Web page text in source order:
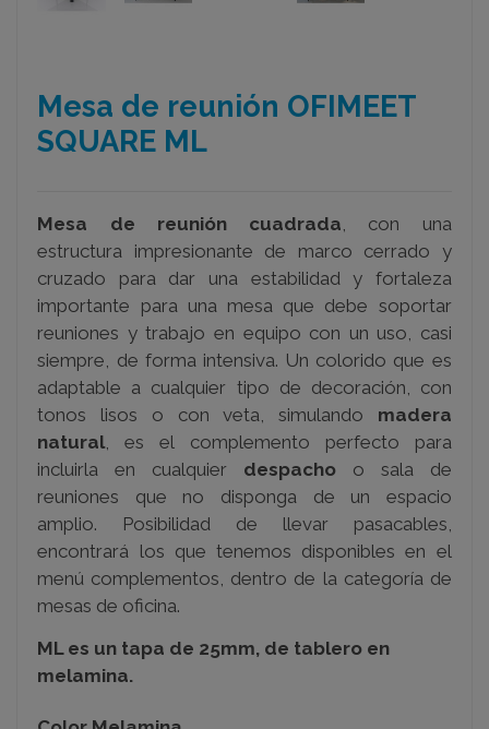
Mesa de reunión OFIMEET
SQUARE ML
Mesa de reunión cuadrada, con una
estructura impresionante de marco cerrado y
cruzado para dar una estabilidad y fortaleza
importante para una mesa que debe soportar
reuniones y trabajo en equipo con un uso, casi
siempre, de forma intensiva. Un colorido que es
adaptable a cualquier tipo de decoración, con
tonos lisos o con veta, simulando madera
natural, es el complemento perfecto para
incluirla en cualquier despacho o sala de
reuniones que no disponga de un espacio
amplio. Posibilidad de llevar pasacables,
encontrará los que tenemos disponibles en el
menú complementos, dentro de la categoría de
mesas de oficina.
ML es un tapa de 25mm, de tablero en
melamina.